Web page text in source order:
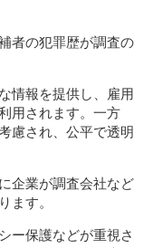
者の犯罪歴が調査の
情報を提供し、雇用
用されます。一方
慮され、公平で透明
企業が調査会社など
ます。
ー保護などが重視さ